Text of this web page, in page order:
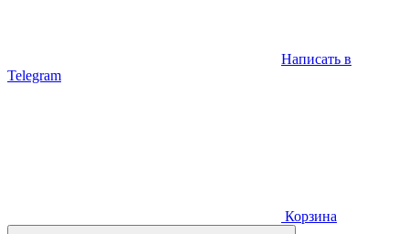
Написать в
Telegram
Корзина